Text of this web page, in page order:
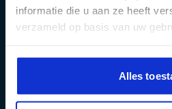
informatie die u aan ze heeft
verzameld op basis van uw
Alles